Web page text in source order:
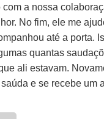
com a nossa
No fim, ele me
até a porta.
quantas
ali estavam.
e se recebe um